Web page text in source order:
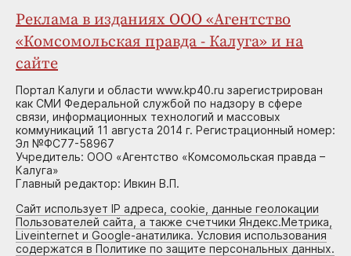
Реклама в изданиях ООО «Агентство
«Комсомольская правда - Калуга» и на
сайте
Портал Калуги и области www.kp40.ru зарегистрирован
как СМИ Федеральной службой по надзору в сфере
связи, информационных технологий и массовых
коммуникаций 11 августа 2014 г. Регистрационный номер:
Эл №ФС77-58967
Учредитель: ООО «Агентство «Комсомольская правда –
Калуга»
Главный редактор: Ивкин В.П.
Сайт использует IP адреса, cookie, данные геолокации
Пользователей сайта, а также счетчики Яндекс.Метрика,
Liveinternet и Google-анатилика. Условия использования
содержатся в Политике по защите персональных данных.